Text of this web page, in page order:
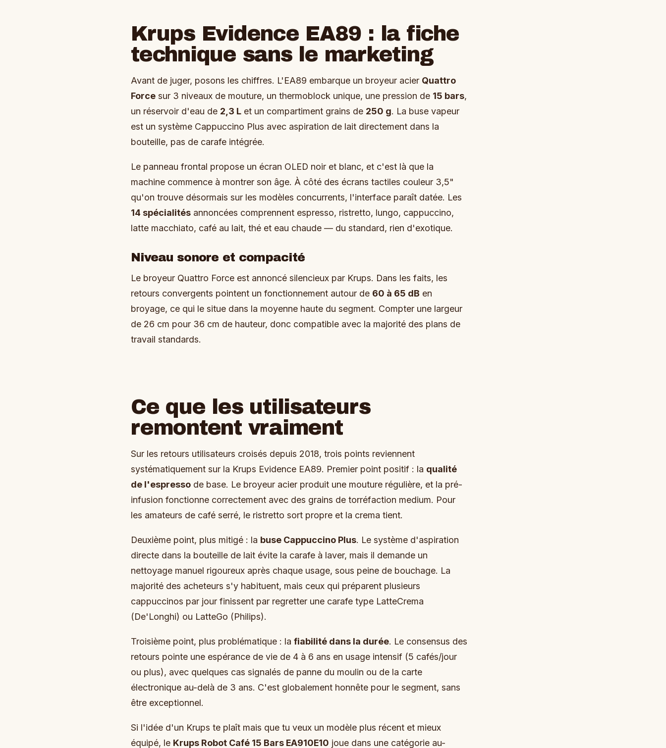
Krups Evidence EA89 : la fiche
technique sans le marketing
Avant de juger, posons les chiffres. L'EA89 embarque un broyeur acier Quattro
Force sur 3 niveaux de mouture, un thermoblock unique, une pression de 15 bars,
un réservoir d'eau de 2,3 L et un compartiment grains de 250 g. La buse vapeur
est un système Cappuccino Plus avec aspiration de lait directement dans la
bouteille, pas de carafe intégrée.
Le panneau frontal propose un écran OLED noir et blanc, et c'est là que la
machine commence à montrer son âge. À côté des écrans tactiles couleur 3,5"
qu'on trouve désormais sur les modèles concurrents, l'interface paraît datée. Les
14 spécialités annoncées comprennent espresso, ristretto, lungo, cappuccino,
latte macchiato, café au lait, thé et eau chaude — du standard, rien d'exotique.
Niveau sonore et compacité
Le broyeur Quattro Force est annoncé silencieux par Krups. Dans les faits, les
retours convergents pointent un fonctionnement autour de 60 à 65 dB en
broyage, ce qui le situe dans la moyenne haute du segment. Compter une largeur
de 26 cm pour 36 cm de hauteur, donc compatible avec la majorité des plans de
travail standards.
Ce que les utilisateurs
remontent vraiment
Sur les retours utilisateurs croisés depuis 2018, trois points reviennent
systématiquement sur la Krups Evidence EA89. Premier point positif : la qualité
de l'espresso de base. Le broyeur acier produit une mouture régulière, et la pré-
infusion fonctionne correctement avec des grains de torréfaction medium. Pour
les amateurs de café serré, le ristretto sort propre et la crema tient.
Deuxième point, plus mitigé : la buse Cappuccino Plus. Le système d'aspiration
directe dans la bouteille de lait évite la carafe à laver, mais il demande un
nettoyage manuel rigoureux après chaque usage, sous peine de bouchage. La
majorité des acheteurs s'y habituent, mais ceux qui préparent plusieurs
cappuccinos par jour finissent par regretter une carafe type LatteCrema
(De'Longhi) ou LatteGo (Philips).
Troisième point, plus problématique : la fiabilité dans la durée. Le consensus des
retours pointe une espérance de vie de 4 à 6 ans en usage intensif (5 cafés/jour
ou plus), avec quelques cas signalés de panne du moulin ou de la carte
électronique au-delà de 3 ans. C'est globalement honnête pour le segment, sans
être exceptionnel.
Si l'idée d'un Krups te plaît mais que tu veux un modèle plus récent et mieux
équipé, le Krups Robot Café 15 Bars EA910E10 joue dans une catégorie au-